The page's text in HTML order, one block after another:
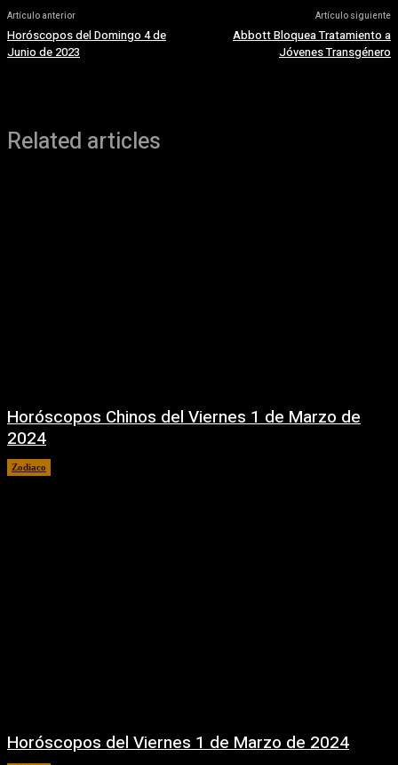
Artículo anterior
Horóscopos del Domingo 4 de
Junio de 2023
Artículo siguiente
Abbott Bloquea Tratamiento a
Jóvenes Transgénero
Related articles
Horóscopos Chinos del Viernes 1 de Marzo de
2024
Zodiaco
Horóscopos del Viernes 1 de Marzo de 2024